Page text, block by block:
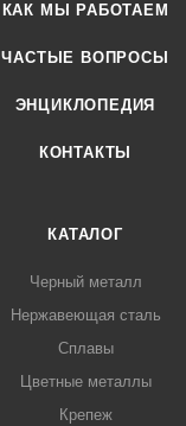
КАК МЫ РАБОТАЕМ
ЧАСТЫЕ ВОПРОСЫ
ЭНЦИКЛОПЕДИЯ
КОНТАКТЫ
КАТАЛОГ
Черный металл
Нержавеющая сталь
Сплавы
Цветные металлы
Крепеж